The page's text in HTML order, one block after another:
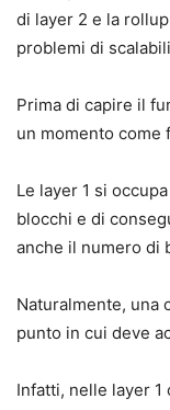
di layer 2 e la
problemi di
Prima di capire il
un momento come
Le layer 1 si
blocchi e di
anche il numero di
Naturalmente, una
punto in cui deve
Infatti, nelle layer 1